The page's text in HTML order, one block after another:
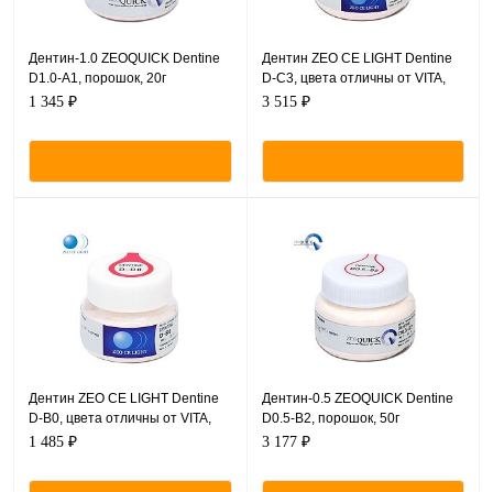
Дентин-1.0 ZEOQUICK Dentine
D1.0-A1, порошок, 20г
1 345 ₽
Дентин ZEO CE LIGHT Dentine
D-C3, цвета отличны от VITA,
порошок, 50 г.
3 515 ₽
Дентин ZEO CE LIGHT Dentine
D-B0, цвета отличны от VITA,
порошок, 20 г.
1 485 ₽
Дентин-0.5 ZEOQUICK Dentine
D0.5-B2, порошок, 50г
3 177 ₽